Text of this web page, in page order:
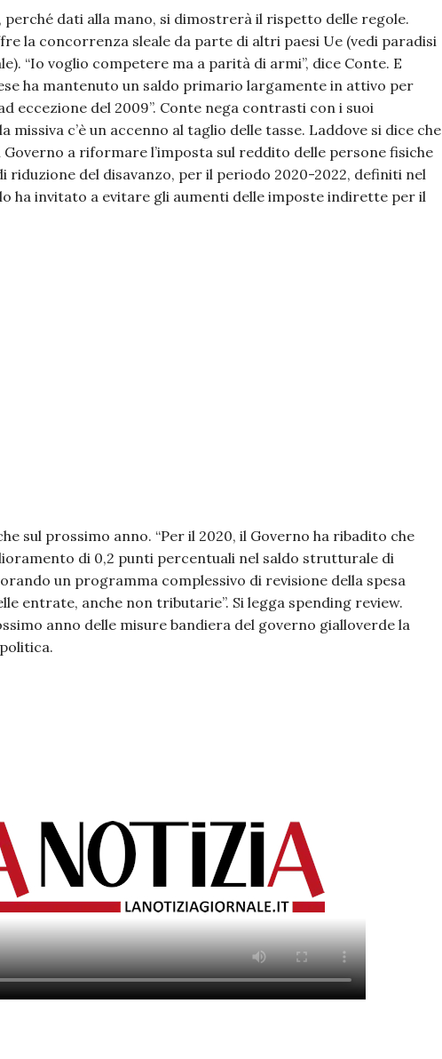
perché dati alla mano, si dimostrerà il rispetto delle regole.
la concorrenza sleale da parte di altri paesi Ue (vedi paradisi
“Io voglio competere ma a parità di armi”, dice Conte. E
ha mantenuto un saldo primario largamente in attivo per
eccezione del 2009”. Conte nega contrasti con i suoi
missiva c’è un accenno al taglio delle tasse. Laddove si dice che
a riformare l’imposta sul reddito delle persone fisiche
riduzione del disavanzo, per il periodo 2020-2022, definiti nel
ha invitato a evitare gli aumenti delle imposte indirette per il
sul prossimo anno. “Per il 2020, il Governo ha ribadito che
di 0,2 punti percentuali nel saldo strutturale di
un programma complessivo di revisione della spesa
entrate, anche non tributarie”. Si legga spending review.
anno delle misure bandiera del governo gialloverde la